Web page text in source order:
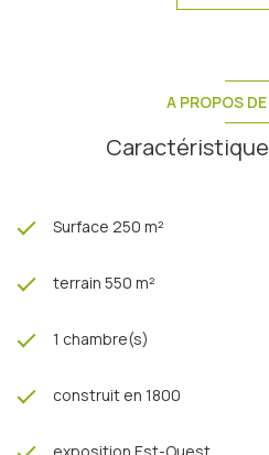
A PROPOS
Surface 250 m²
terrain 550 m²
1 chambre(s)
construit en 1800
exposition Est-Ouest